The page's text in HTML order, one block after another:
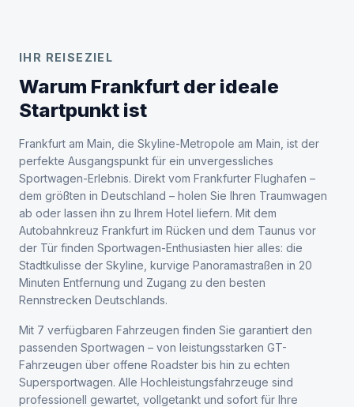
IHR REISEZIEL
Warum Frankfurt der ideale
Startpunkt ist
Frankfurt am Main, die Skyline-Metropole am Main, ist der
perfekte Ausgangspunkt für ein unvergessliches
Sportwagen-Erlebnis. Direkt vom Frankfurter Flughafen –
dem größten in Deutschland – holen Sie Ihren Traumwagen
ab oder lassen ihn zu Ihrem Hotel liefern. Mit dem
Autobahnkreuz Frankfurt im Rücken und dem Taunus vor
der Tür finden Sportwagen-Enthusiasten hier alles: die
Stadtkulisse der Skyline, kurvige Panoramastraßen in 20
Minuten Entfernung und Zugang zu den besten
Rennstrecken Deutschlands.
Mit 7 verfügbaren Fahrzeugen finden Sie garantiert den
passenden Sportwagen – von leistungsstarken GT-
Fahrzeugen über offene Roadster bis hin zu echten
Supersportwagen. Alle Hochleistungsfahrzeuge sind
professionell gewartet, vollgetankt und sofort für Ihre